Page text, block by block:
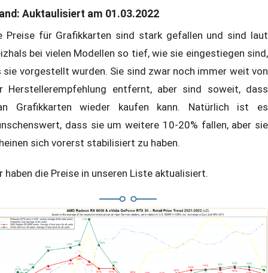
Auktaulisiert am 01.03.2022
Preise für Grafikkarten sind stark gefallen und sind laut
bei vielen Modellen so tief, wie sie eingestiegen sind,
sie vorgestellt wurden. Sie sind zwar noch immer weit von
Herstellerempfehlung entfernt, aber sind soweit, dass
Grafikkarten wieder kaufen kann. Natürlich ist es
dass sie um weitere 10-20% fallen, aber sie
sich vorerst stabilisiert zu haben.
haben die Preise in unseren Liste aktualisiert.